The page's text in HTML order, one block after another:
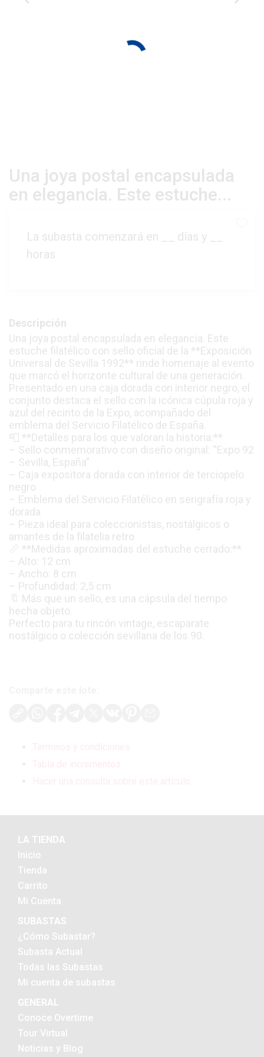
Una joya postal encapsulada
en elegancia. Este estuche...
La subasta comenzará en días y
horas
Descripción
Una joya postal encapsulada en elegancia. Este
estuche filatélico con sello oficial de la **Exposición
Universal de Sevilla 1992** rinde homenaje al evento
que marcó el horizonte cultural de una generación.
Presentado en una caja dorada con interior negro, el
conjunto destaca el sello con la icónica cúpula roja y
azul del recinto de la Expo, acompañado del
emblema del Servicio Filatélico de España.
📮 **Detalles para los que valoran la historia:**
– Sello conmemorativo con diseño original: “Expo 92
– Sevilla, España”
– Caja expositora dorada con interior de terciopelo
negro
– Emblema del Servicio Filatélico en serigrafía roja y
dorada
– Pieza ideal para coleccionistas, nostálgicos o
amantes de la filatelia retro
📏 **Medidas aproximadas del estuche cerrado:**
– Alto: 12 cm
– Ancho: 8 cm
– Profundidad: 2,5 cm
🔖 Más que un sello, es una cápsula del tiempo
hecha objeto.
Perfecto para tu rincón vintage, escaparate
nostálgico o colección sevillana de los 90.
LA TIENDA
Inicio
Tienda
Carrito
Mi Cuenta
SUBASTAS
¿Cómo Subastar?
Subasta Actual
Todas las Subastas
Mi cuenta de subastas
GENERAL
Conoce Overtime
Tour Virtual
Noticias y Blog